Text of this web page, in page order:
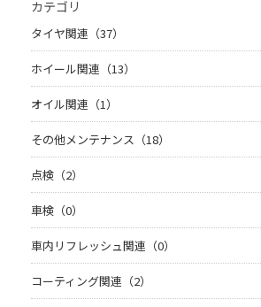
カテゴリ
タイヤ関連（37）
ホイール関連（13）
オイル関連（1）
その他メンテナンス（18）
点検（2）
車検（0）
車内リフレッシュ関連（0）
コーティング関連（2）